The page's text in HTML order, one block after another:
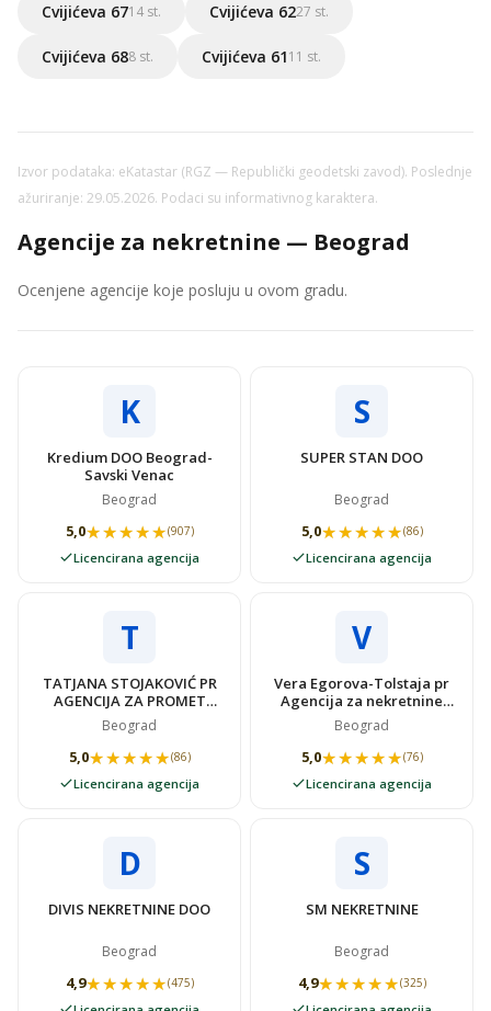
Cvijićeva 6714 st. Cvijićeva 6227 st.
Cvijićeva 688 st. Cvijićeva 6111 st.
Izvor podataka: eKatastar (RGZ — Republički geodetski zavod). Poslednje
ažuriranje: 29.05.2026. Podaci su informativnog karaktera.
Agencije za nekretnine — Beograd
Ocenjene agencije koje posluju u ovom gradu.
K
Kredium DOO Beograd-
Savski Venac
Beograd
5,0★★★★★
★★★★★(907)
Licencirana agencija
S
SUPER STAN DOO
Beograd
5,0★★★★★
★★★★★(86)
Licencirana agencija
T
TATJANA STOJAKOVIĆ PR
AGENCIJA ZA PROMET
NEKRETNINAMA SUPER
STAN
Beograd
5,0★★★★★
★★★★★(86)
Licencirana agencija
V
Vera Egorova-Tolstaja pr
Agencija za nekretnine
VIDOVSTAN
Beograd
5,0★★★★★
★★★★★(76)
Licencirana agencija
D
DIVIS NEKRETNINE DOO
Beograd
4,9★★★★★
★★★★★(475)
S
SM NEKRETNINE
Beograd
4,9★★★★★
★★★★★(325)